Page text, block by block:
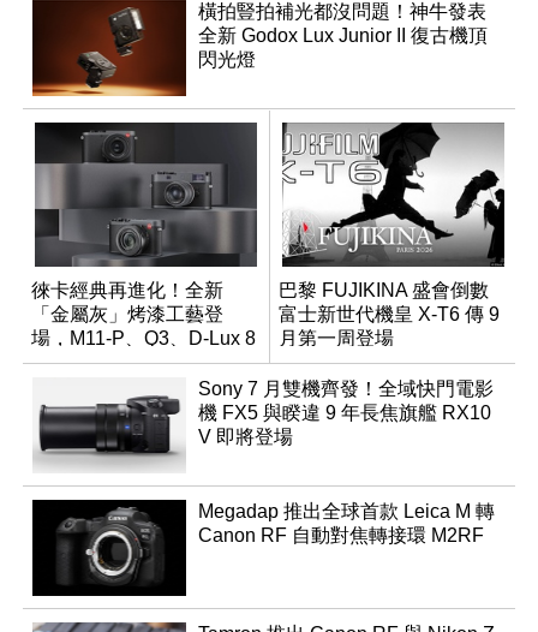
橫拍豎拍補光都沒問題！神牛發表
全新 Godox Lux Junior II 復古機頂
閃光燈
徠卡經典再進化！全新
「金屬灰」烤漆工藝登
場，M11-P、Q3、D-Lux 8
領銜換裝
巴黎 FUJIKINA 盛會倒數
富士新世代機皇 X-T6 傳 9
月第一周登場
Sony 7 月雙機齊發！全域快門電影
機 FX5 與睽違 9 年長焦旗艦 RX10
V 即將登場
Megadap 推出全球首款 Leica M 轉
Canon RF 自動對焦轉接環 M2RF